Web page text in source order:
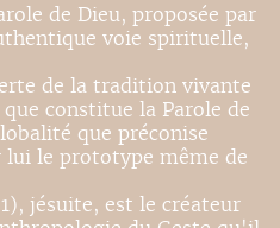
de Dieu, proposée par
voie spirituelle,
de la tradition vivante
constitue la Parole de
que préconise
lui le prototype même de
jésuite, est le créateur